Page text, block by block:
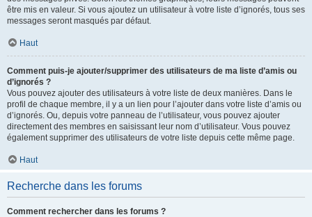
être mis en valeur. Si vous ajoutez un utilisateur à votre liste d’ignorés, tous ses
messages seront masqués par défaut.
Haut
Comment puis-je ajouter/supprimer des utilisateurs de ma liste d’amis ou
d’ignorés ?
Vous pouvez ajouter des utilisateurs à votre liste de deux manières. Dans le
profil de chaque membre, il y a un lien pour l’ajouter dans votre liste d’amis ou
d’ignorés. Ou, depuis votre panneau de l’utilisateur, vous pouvez ajouter
directement des membres en saisissant leur nom d’utilisateur. Vous pouvez
également supprimer des utilisateurs de votre liste depuis cette même page.
Haut
Recherche dans les forums
Comment rechercher dans les forums ?